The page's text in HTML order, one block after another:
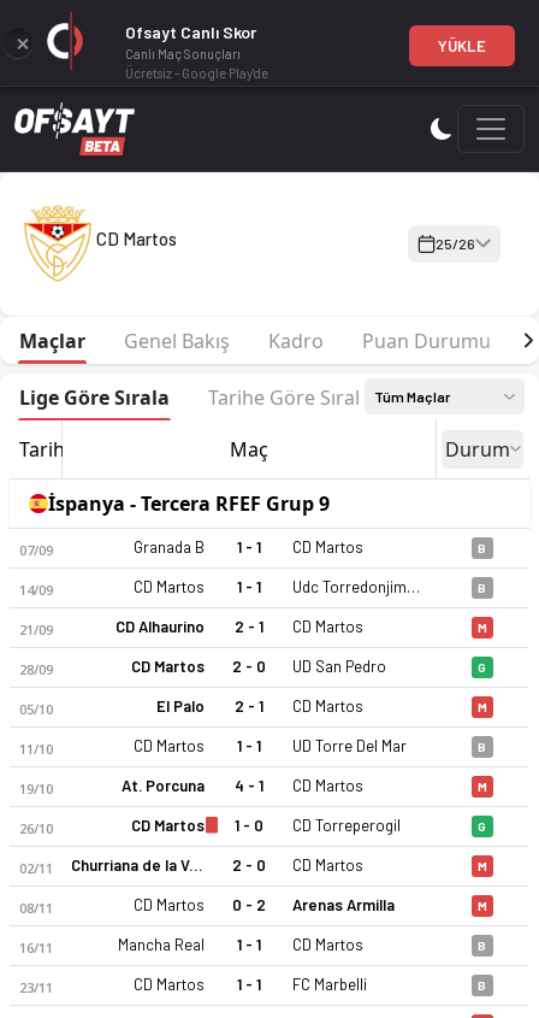
CD Martos 25-26 sezonu | Tercera RFEF Grup 9'de 16.
CD Martos 25/26
Maçlar Genel Bakış Kadro Puan Durumu
Lige Göre Sırala Tarihe Göre Sırala Tüm Maçlar
Tarih Maç Durum
İspanya - Tercera RFEF Grup 9
07/09 Granada B 1 - 1 CD Martos B
14/09 CD Martos 1 - 1 Udc Torredonjimeno B
21/09 CD Alhaurino 2 - 1 CD Martos M
28/09 CD Martos 2 - 0 UD San Pedro G
05/10 El Palo 2 - 1 CD Martos M
11/10 CD Martos 1 - 1 UD Torre Del Mar B
19/10 At. Porcuna 4 - 1 CD Martos M
26/10 CD Martos 1 - 0 CD Torreperogil G
02/11 Churriana de la Vega CF 2 - 0 CD Martos M
08/11 CD Martos 0 - 2 Arenas Armilla M
16/11 Mancha Real 1 - 1 CD Martos B
23/11 CD Martos 1 - 1 FC Marbelli B
Ofsayt Canlı Skor
Canlı Maç Sonuçları
Ücretsiz - Google Play'de
YÜKLE